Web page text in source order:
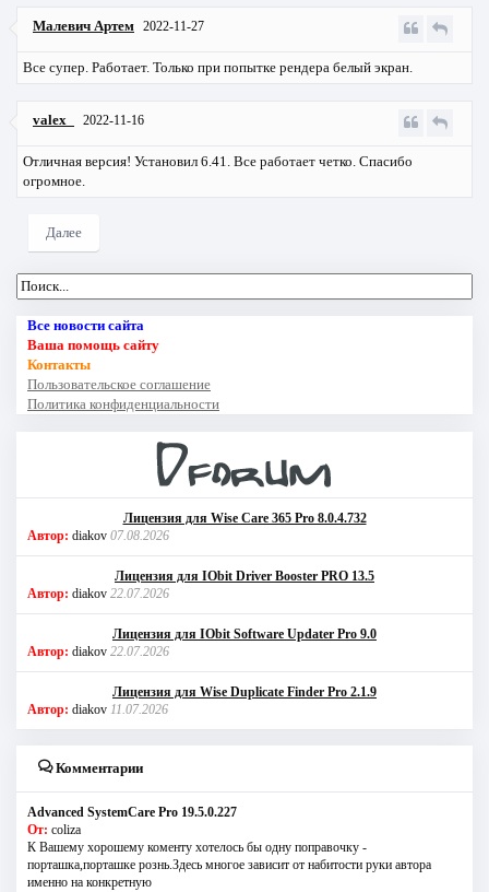
Малевич Артем 2022-11-27
Все супер. Работает. Только при попытке рендера белый экран.
valex_ 2022-11-16
Отличная версия! Установил 6.41. Все работает четко. Спасибо
огромное.
Далее
Все новости сайта
Ваша помощь сайту
Контакты
Пользовательское соглашение
Политика конфиденциальности
Лицензия для Wise Care 365 Pro 8.0.4.732
Автор: diakov 07.08.2026
Лицензия для IObit Driver Booster PRO 13.5
Автор: diakov 22.07.2026
Лицензия для IObit Software Updater Pro 9.0
Автор: diakov 22.07.2026
Лицензия для Wise Duplicate Finder Pro 2.1.9
Автор: diakov 11.07.2026
Комментарии
Advanced SystemCare Pro 19.5.0.227
От: coliza
К Вашему хорошему коменту хотелось бы одну поправочку -
порташка,порташке рознь.Здесь многое зависит от набитости руки автора
именно на конкретную